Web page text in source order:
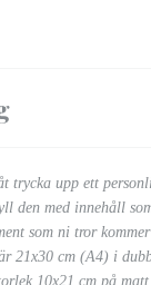
trycka upp ett
den med innehåll
som ni tror
21x30 cm (A4) i
10x21 cm på